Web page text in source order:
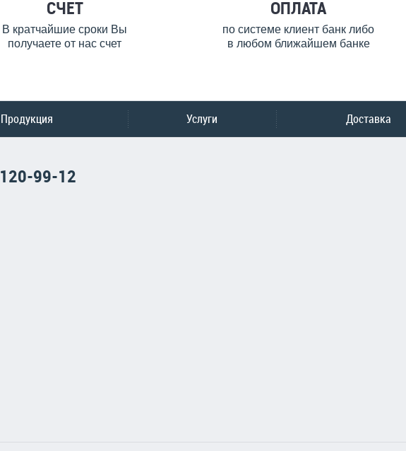
СЧЕТ
В кратчайшие сроки Вы
получаете от нас счет
ОПЛАТА
по системе клиент банк либо
в любом ближайшем банке
Продукция Услуги Доставка
120-99-12